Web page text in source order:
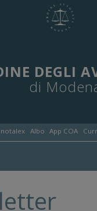
DEGLI
di
Albo App COA